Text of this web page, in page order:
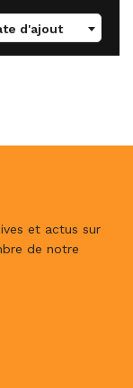
d'ajout
et actus sur
de notre